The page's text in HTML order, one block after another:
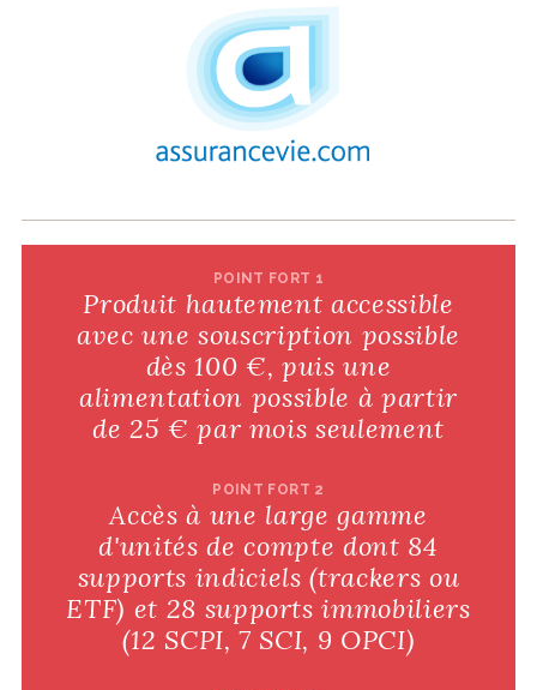
POINT FORT 1
Produit hautement accessible
avec une souscription possible
dès 100 €, puis une
alimentation possible à partir
de 25 € par mois seulement
POINT FORT 2
Accès à une large gamme
d'unités de compte dont 84
supports indiciels (trackers ou
ETF) et 28 supports immobiliers
(12 SCPI, 7 SCI, 9 OPCI)